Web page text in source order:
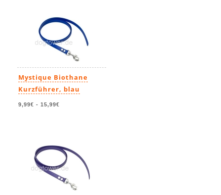
Mystique Biothane
Kurzführer, blau
9,99€ - 15,99€